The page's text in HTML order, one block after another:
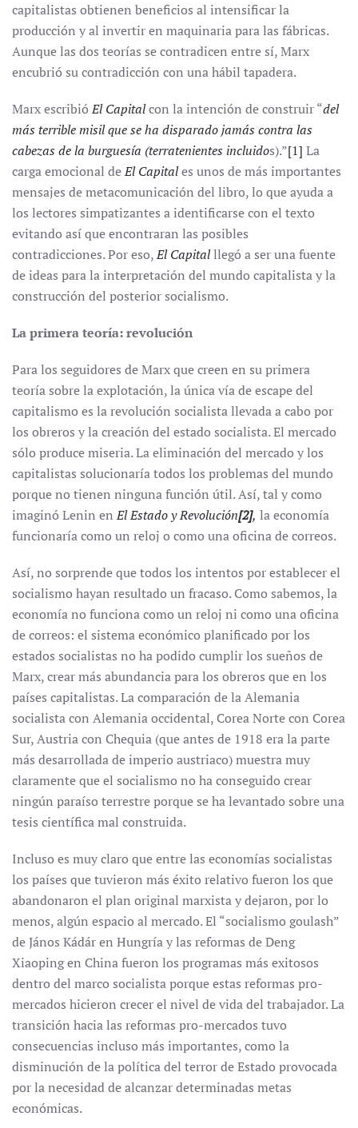
capitalistas obtienen beneficios al intensificar la
producción y al invertir en maquinaria para las fábricas.
Aunque las dos teorías se contradicen entre sí, Marx
encubrió su contradicción con una hábil tapadera.
Marx escribióEl Capitalcon la intención de construir “del
más terrible misil que se ha disparado jamás contra las
cabezas de la burguesía (terratenientes incluidos).”[1] La
carga emocional deEl Capitales unos de más importantes
mensajes de metacomunicación del libro, lo que ayuda a
los lectores simpatizantes a identificarse con el texto
evitando así que encontraran las posibles
contradicciones. Por eso,El Capitalllegó a ser una fuente
de ideas para la interpretación del mundo capitalista y la
construcción del posterior socialismo.
La primera teoría: revolución
Para los seguidores de Marx que creen en su primera
teoría sobre la explotación, la única vía de escape del
capitalismo es la revolución socialista llevada a cabo por
los obreros y la creación del estado socialista. El mercado
sólo produce miseria. La eliminación del mercado y los
capitalistas solucionaría todos los problemas del mundo
porque no tienen ninguna función útil. Así, tal y como
imaginó Lenin enEl Estado y Revolución[2], la economía
funcionaría como un reloj o como una oficina de correos.
Así, no sorprende que todos los intentos por establecer el
socialismo hayan resultado un fracaso. Como sabemos, la
economía no funciona como un reloj ni como una oficina
de correos: el sistema económico planificado por los
estados socialistas no ha podido cumplir los sueños de
Marx, crear más abundancia para los obreros que en los
países capitalistas. La comparación de la Alemania
socialista con Alemania occidental, Corea Norte con Corea
Sur, Austria con Chequia (que antes de 1918 era la parte
más desarrollada de imperio austriaco) muestra muy
claramente que el socialismo no ha conseguido crear
ningún paraíso terrestre porque se ha levantado sobre una
tesis científica mal construida.
Incluso es muy claro que entre las economías socialistas
los países que tuvieron más éxito relativo fueron los que
abandonaron el plan original marxista y dejaron, por lo
menos, algún espacio al mercado. El “socialismo goulash”
de János Kádár en Hungría y las reformas de Deng
Xiaoping en China fueron los programas más exitosos
dentro del marco socialista porque estas reformas pro-
mercados hicieron crecer el nivel de vida del trabajador. La
transición hacia las reformas pro-mercados tuvo
consecuencias incluso más importantes, como la
disminución de la política del terror de Estado provocada
por la necesidad de alcanzar determinadas metas
económicas.